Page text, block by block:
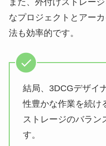
なプロジェクトとアー
法も効率的です。
結局、3DCGデザイ
性豊かな作業を続け
ストレージのバラン
す。